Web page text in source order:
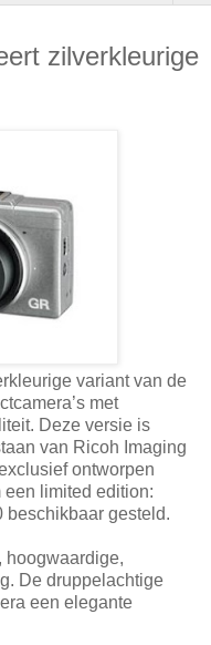
zilverkleurige
variant van de
met
Deze versie is
van Ricoh Imaging
ontworpen
limited edition:
beschikbaar gesteld.
hoogwaardige,
De druppelachtige
een elegante